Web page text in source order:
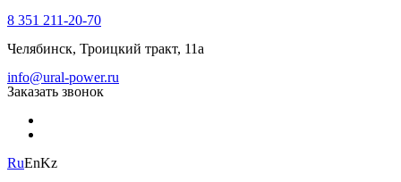
8 351 211-20-70
Челябинск, Троицкий тракт, 11а
info@ural-power.ru
Заказать звонок
RuEnKz